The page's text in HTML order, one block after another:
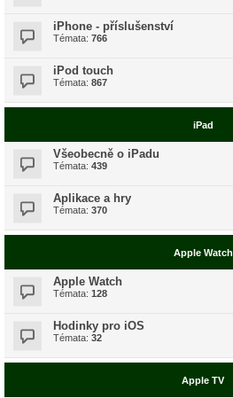
iPhone - příslušenství
Témata: 766
iPod touch
Témata: 867
iPad
Všeobecně o iPadu
Témata: 439
Aplikace a hry
Témata: 370
Apple Watch
Apple Watch
Témata: 128
Hodinky pro iOS
Témata: 32
Apple TV